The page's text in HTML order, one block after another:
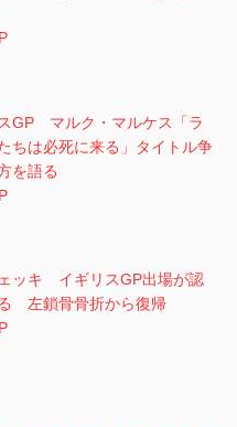
GP マルク・マルケス「ラ
ちは必死に来る」タイトル争
を語る
ッキ イギリスGP出場が認
左鎖骨骨折から復帰